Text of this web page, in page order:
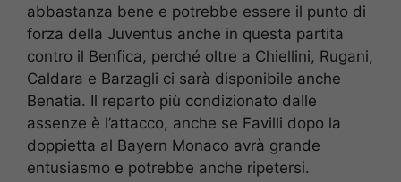
abbastanza bene e potrebbe essere il punto di
forza della Juventus anche in questa partita
contro il Benfica, perché oltre a Chiellini, Rugani,
Caldara e Barzagli ci sarà disponibile anche
Benatia. Il reparto più condizionato dalle
assenze è l’attacco, anche se Favilli dopo la
doppietta al Bayern Monaco avrà grande
entusiasmo e potrebbe anche ripetersi.